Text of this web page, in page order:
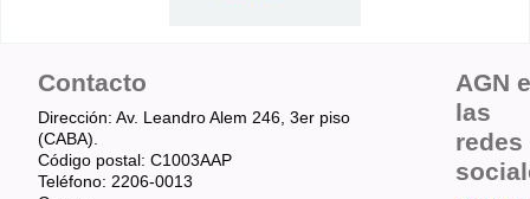
Contacto
Dirección: Av. Leandro Alem 246, 3er piso
(CABA).
Código postal: C1003AAP
Teléfono: 2206-0013
AGN
las
redes